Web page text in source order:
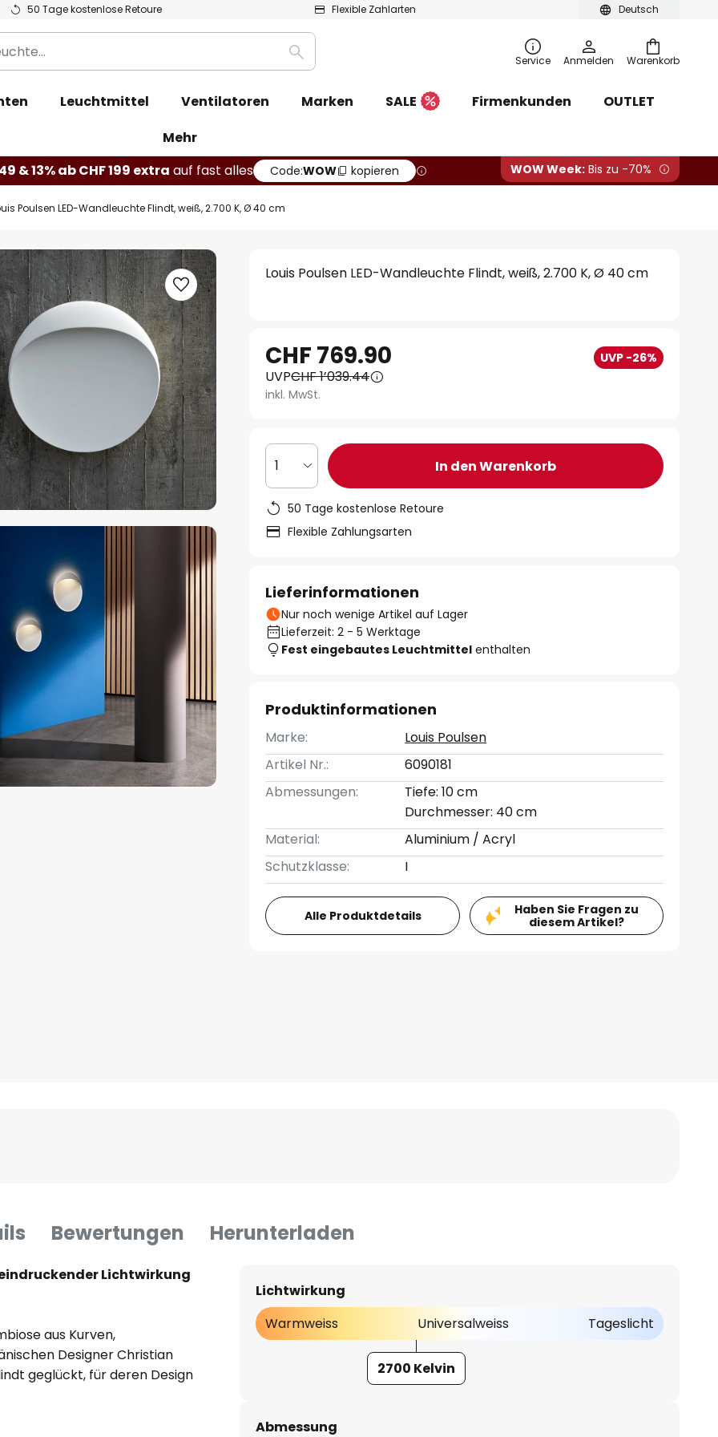
Deutsch
50 Tage kostenlose Retoure Flexible Zahlarten
Warenkorb
Suche Service Anmelden
Leuchtmittel Ventilatoren Marken SALE Firmenkunden
OUTLET
Mehr
& 13% ab CHF 199 extra auf fast alles Code:WOW kopieren WOW Week: Bis zu -70%
Poulsen LED-Wandleuchte Flindt, weiß, 2.700 K, Ø 40 cm
Louis Poulsen LED-Wandleuchte Flindt, weiß, 2.700 K, Ø 40 cm
CHF 769.90 UVP -26%
UVPCHF 1’039.44
inkl. MwSt.
1 In den Warenkorb
50 Tage kostenlose Retoure
Flexible Zahlungsarten
Lieferinformationen
Nur noch wenige Artikel auf Lager
Lieferzeit: 2 - 5 Werktage
Fest eingebautes Leuchtmittel enthalten
Produktinformationen
Marke:
Louis Poulsen
Artikel Nr.:
6090181
Abmessungen:
Tiefe: 10 cm
Durchmesser: 40 cm
Material:
Aluminium / Acryl
Schutzklasse:
I
Alle Produktdetails
Haben Sie Fragen zu
diesem Artikel?
Bewertungen Herunterladen
Lichtwirkung
aus Kurven,
Designer Christian
geglückt, für deren Design
Lichtwirkung
Warmweiss
Universalweiss Tageslicht
2700 Kelvin
Abmessung